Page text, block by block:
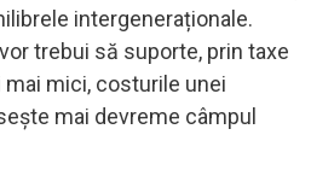
intergeneraționale.
trebui să suporte, prin taxe
mici, costurile unei
mai devreme câmpul